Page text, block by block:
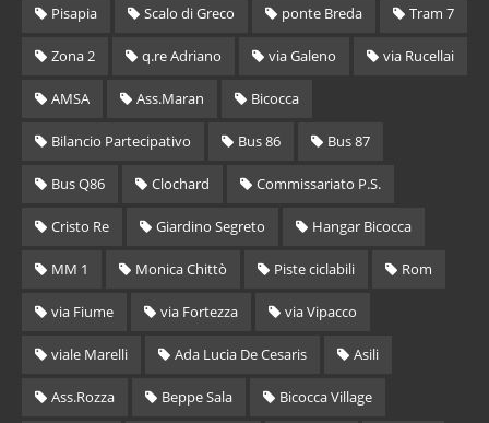
Pisapia Scalo di Greco ponte Breda Tram 7
Zona 2 q.re Adriano via Galeno via Rucellai
AMSA Ass.Maran Bicocca
Bilancio Partecipativo Bus 86 Bus 87
Bus Q86 Clochard Commissariato P.S.
Cristo Re Giardino Segreto Hangar Bicocca
MM 1 Monica Chittò Piste ciclabili Rom
via Fiume via Fortezza via Vipacco
viale Marelli Ada Lucia De Cesaris Asili
Ass.Rozza Beppe Sala Bicocca Village